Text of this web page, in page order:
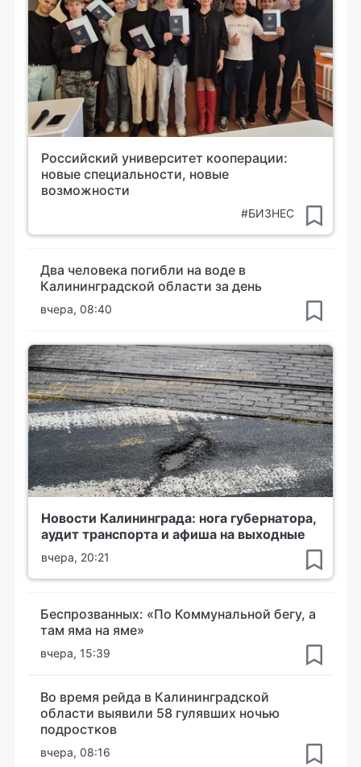
Российский университет кооперации:
новые специальности, новые
возможности
#БИЗНЕС
Два человека погибли на воде в
Калининградской области за день
вчера, 08:40
Новости Калининграда: нога губернатора,
аудит транспорта и афиша на выходные
вчера, 20:21
Беспрозванных: «По Коммунальной бегу, а
там яма на яме»
вчера, 15:39
Во время рейда в Калининградской
области выявили 58 гулявших ночью
подростков
вчера, 08:16